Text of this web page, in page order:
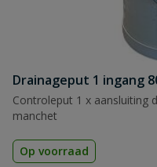
Drainageput 1 ingang
Controleput 1 x aansluiting
manchet
Op voorraad